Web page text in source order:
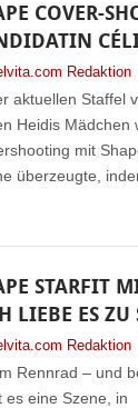
COVER-
Redaktion
aktuellen Staffel
Heidis Mädchen
mit
überzeugte,
STARFIT
LIEBE ES ZU
Redaktion
Rennrad – und
es eine Szene, in